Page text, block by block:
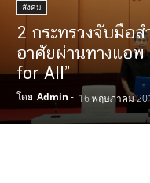
สังคม
2 กระทรวงจับมือ
อาศัยผ่านทางแอ
for All”
โดย Admin - 16 พฤษภาคม